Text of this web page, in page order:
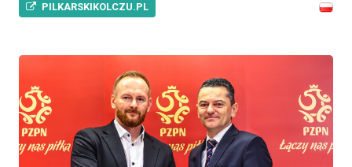
PILKARSKIKOLCZU.PL